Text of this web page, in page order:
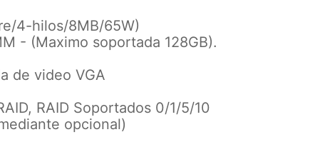
4-hilos/8MB/65W)
- (Maximo soportada 128GB).
de video VGA
RAID Soportados 0/1/5/10
opcional)